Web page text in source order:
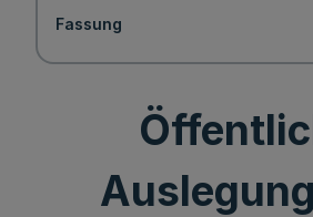
Fassung